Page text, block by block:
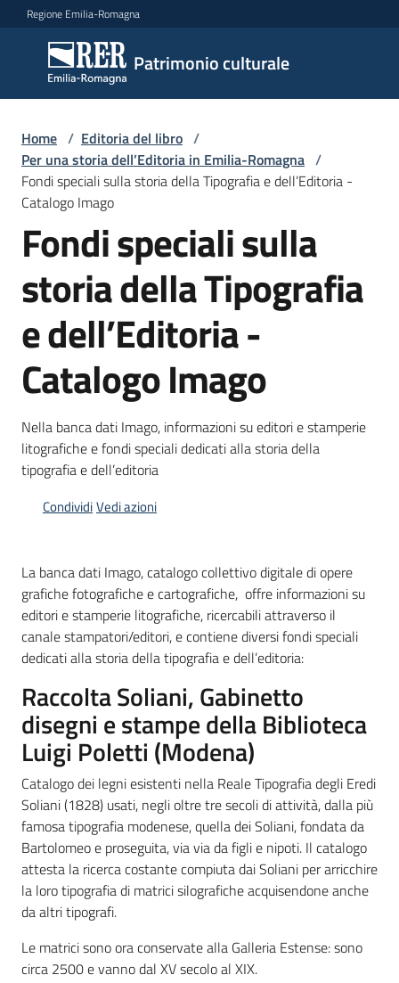
Vai al contenuto
Vai alla navigazione
Vai al footer
Regione Emilia-Romagna
Patrimonio culturale
Patrimonio
culturale
Argomenti
Novità
Servizi
Leggi
Atti
Bandi
Piani
Programmi
Progetti
Mediateca
Giuseppe
Guglielmi
Seguici
su
Home / Editoria del libro /
Per una storia dell’Editoria in Emilia-Romagna /
Fondi speciali sulla storia della Tipografia e dell’Editoria -
Catalogo Imago
Fondi speciali sulla
storia della Tipografia
e dell’Editoria -
Catalogo Imago
Nella banca dati Imago, informazioni su editori e stamperie
litografiche e fondi speciali dedicati alla storia della
tipografia e dell’editoria
CondividiVedi azioni
La banca dati Imago, catalogo collettivo digitale di opere
grafiche fotografiche e cartografiche, offre informazioni su
editori e stamperie litografiche, ricercabili attraverso il
canale stampatori/editori, e contiene diversi fondi speciali
dedicati alla storia della tipografia e dell’editoria:
Raccolta Soliani, Gabinetto
disegni e stampe della Biblioteca
Luigi Poletti (Modena)
Catalogo dei legni esistenti nella Reale Tipografia degli Eredi
Soliani (1828) usati, negli oltre tre secoli di attività, dalla più
famosa tipografia modenese, quella dei Soliani, fondata da
Bartolomeo e proseguita, via via da figli e nipoti. Il catalogo
attesta la ricerca costante compiuta dai Soliani per arricchire
la loro tipografia di matrici silografiche acquisendone anche
da altri tipografi.
Le matrici sono ora conservate alla Galleria Estense: sono
circa 2500 e vanno dal XV secolo al XIX.